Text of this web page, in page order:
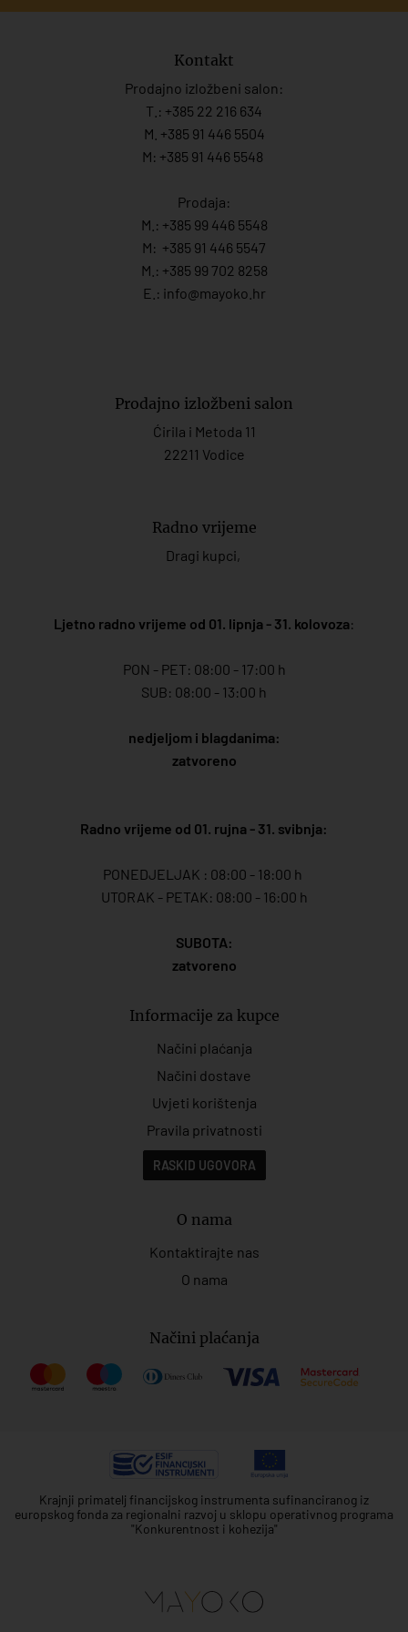
Kontakt
Prodajno izložbeni salon:
T.: +385 22 216 634
M. +385 91 446 5504
M: +385 91 446 5548
Prodaja:
M.: +385 99 446 5548
M: +385 91 446 5547
M.: +385 99 702 8258
E.: info@mayoko. hr
Prodajno izložbeni salon
Ćirila i Metoda 11
22211 Vodice
Radno vrijeme
Dragi kupci,
Ljetno radno vrijeme od 01. lipnja - 31. kolovoza:
PON - PET: 08:00 - 17:00 h
SUB: 08:00 - 13:00 h
nedjeljom i blagdanima:
zatvoreno
Radno vrijeme od 01. rujna - 31. svibnja:
PONEDJELJAK : 08:00 - 18:00 h
UTORAK - PETAK: 08:00 - 16:00 h
SUBOTA:
zatvoreno
Informacije za kupce
Načini plaćanja
Načini dostave
Uvjeti korištenja
Pravila privatnosti
RASKID UGOVORA
O nama
Kontaktirajte nas
O nama
Načini plaćanja
Krajnji primatelj financijskog instrumenta sufinanciranog iz
europskog fonda za regionalni razvoj u sklopu operativnog programa
"Konkurentnost i kohezija"